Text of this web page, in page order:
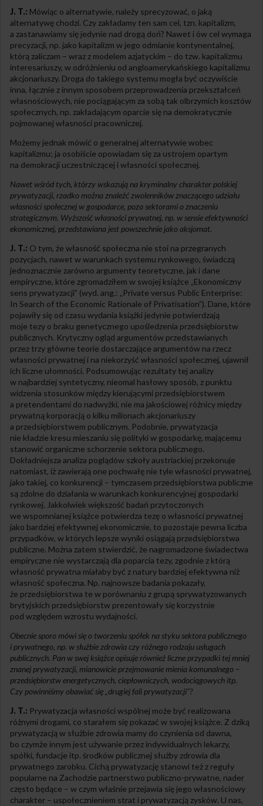
J. T.: Mówiąc o alternatywie, należy sprecyzować, o jaką
alternatywę chodzi. Czy zakładamy ten sam cel, tzn. kapitalizm,
a zastanawiamy się jedynie nad drogą doń? Nawet i ów cel wymaga
precyzacji, np. jako kapitalizm w jego odmianie kontynentalnej,
którą zaliczam – wraz z modelem azjatyckim – do tzw. kapitalizmu
interesariuszy, w odróżnieniu od angloamerykańskiego kapitalizmu
akcjonariuszy. Droga do takiego systemu mogła być oczywiście
inna, łącznie z innym sposobem przeprowadzenia przekształceń
własnościowych, nie pociągającym za sobą tak olbrzymich kosztów
społecznych, np. zakładającym oparcie się na demokratycznie
pojmowanej własności pracowniczej.
Możemy jednak mówić o generalnej alternatywie wobec
kapitalizmu; ja osobiście opowiadam się za ustrojem opartym
na demokracji uczestniczącej i własności społecznej.
Nawet wśród tych, którzy wskazują na kryminalny charakter polskiej
prywatyzacji, rzadko można znaleźć zwolenników znaczącego udziału
własności społecznej w gospodarce, poza sektorami o znaczeniu
strategicznym. Wyższość własności prywatnej, np. w sensie efektywności
ekonomicznej, przedstawiana jest powszechnie jako aksjomat.
J. T.: O tym, że własność społeczna nie stoi na przegranych
pozycjach, nawet w warunkach systemu rynkowego, świadczą
jednoznacznie zarówno argumenty teoretyczne, jak i dane
empiryczne, które zgromadziłem w swojej książce „Ekonomiczny
sens prywatyzacji” (wyd. ang.: „Private versus Public Enterprise:
In Search of the Economic Rationale of Privatisation”). Dane, które
pojawiły się od czasu wydania książki jedynie potwierdzają
moje tezy o braku genetycznego upośledzenia przedsiębiorstw
publicznych. Krytyczny ogląd argumentów przedstawianych
przez trzy główne teorie dostarczające argumentów na rzecz
własności prywatnej i na niekorzyść własności społecznej, ujawnił
ich liczne ułomności. Podsumowując rezultaty tej analizy
w najbardziej syntetyczny, nieomal hasłowy sposób, z punktu
widzenia stosunków między kierującymi przedsiębiorstwem
a pretendentami do nadwyżki, nie ma jakościowej różnicy między
prywatną korporacją o kilku milionach akcjonariuszy
a przedsiębiorstwem publicznym. Podobnie, prywatyzacja
nie kładzie kresu mieszaniu się polityki w gospodarkę, mającemu
stanowić organiczne schorzenie sektora publicznego.
Dokładniejsza analiza poglądów szkoły austriackiej przekonuje
natomiast, iż zawierają one pochwałę nie tyle własności prywatnej,
jako takiej, co konkurencji – tymczasem przedsiębiorstwa publiczne
są zdolne do działania w warunkach konkurencyjnej gospodarki
rynkowej. Jakkolwiek większość badań przytoczonych
we wspomnianej książce potwierdza tezę o własności prywatnej
jako bardziej efektywnej ekonomicznie, to pozostaje pewna liczba
przypadków, w których lepsze wyniki osiągają przedsiębiorstwa
publiczne. Można zatem stwierdzić, że nagromadzone świadectwa
empiryczne nie wystarczają dla poparcia tezy, zgodnie z którą
własność prywatna miałaby być z natury bardziej efektywna niż
własność społeczna. Np. najnowsze badania pokazały,
że przedsiębiorstwa te w porównaniu z grupą sprywatyzowanych
brytyjskich przedsiębiorstw prezentowały się korzystnie
pod względem wzrostu wydajności.
Obecnie sporo mówi się o tworzeniu spółek na styku sektora publicznego
i prywatnego, np. w służbie zdrowia czy różnego rodzaju usługach
publicznych. Pan w swej książce opisuje również liczne przypadki tej mniej
znanej prywatyzacji, mianowicie przejmowanie mienia komunalnego –
przedsiębiorstw energetycznych, ciepłowniczych, wodociągowych itp.
Czy powinniśmy obawiać się „drugiej fali prywatyzacji”?
J. T.: Prywatyzacja własności wspólnej może być realizowana
różnymi drogami, co starałem się pokazać w swojej książce. Z dziką
prywatyzacją w służbie zdrowia mamy do czynienia od dawna,
bo czymże innym jest używanie przez indywidualnych lekarzy,
spółki, fundacje itp. środków publicznej służby zdrowia dla
prywatnego zarobku. Cichą prywatyzację stanowi też z reguły
popularne na Zachodzie partnerstwo publiczno-prywatne, nader
często będące – w czym właśnie przejawia się jego własnościowy
charakter – uspołecznieniem strat i prywatyzacją zysków. U nas,